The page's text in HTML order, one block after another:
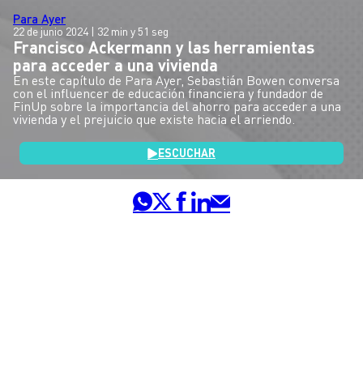
Para Ayer
22 de junio 2024 | 32 min y 51 seg
Francisco Ackermann y las herramientas
para acceder a una vivienda
En este capítulo de Para Ayer, Sebastián Bowen conversa
con el influencer de educación financiera y fundador de
FinUp sobre la importancia del ahorro para acceder a una
vivienda y el prejuicio que existe hacia el arriendo.
ESCUCHAR